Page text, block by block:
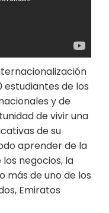
estudiantes de los
y de
de vivir una
de su
aprender de la
negocios, la
más de uno de los
Emiratos